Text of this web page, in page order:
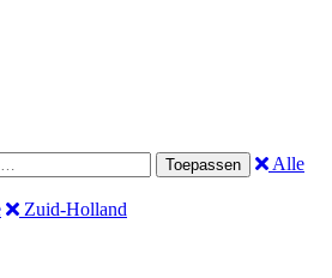
Toepassen
Alle
Zuid-Holland